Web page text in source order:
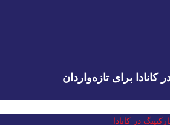
برای تازه‌واردان